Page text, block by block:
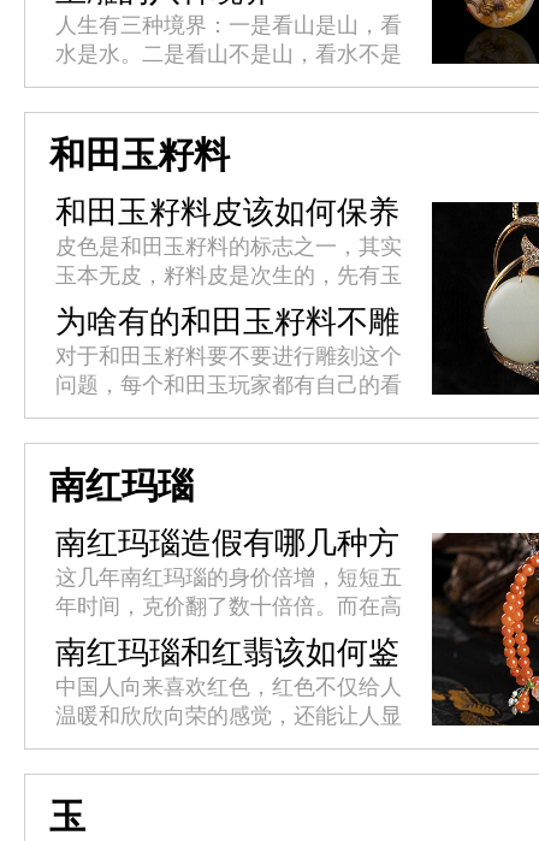
人生有三种境界：一是看山是山，看
水是水。二是看山不是山，看水不是
水。三是看山还是山，看水还是水。
玉雕作品同样也有境界之分，这八大
境界也是玉雕匠人们的终极追求。
今...
和田玉籽料
和田玉籽料皮该如何保养
皮色是和田玉籽料的标志之一，其实
玉本无皮，籽料皮是次生的，先有玉
后有籽料皮，无玉则无籽料皮。籽料
皮是指玉里外表象的连接和表明之
处。有皮色的和田玉籽料经过巧雕往
往...
为啥有的和田玉籽料不雕
刻
对于和田玉籽料要不要进行雕刻这个
问题，每个和田玉玩家都有自己的看
法，有的喜欢没有雕刻的天然美、有
的喜欢经过玉雕师对籽料设计雕刻的
成品。在市面上经常能发现没有进
行...
南红玛瑙
南红玛瑙造假有哪几种方
法?
这几年南红玛瑙的身价倍增，短短五
年时间，克价翻了数十倍倍。而在高
额利益的诱惑下，不良商人使出浑身
解数用各种方法造假，以此来牟取暴
利。这就造成了南红市场假货层出
不...
南红玛瑙和红翡该如何鉴
别?
中国人向来喜欢红色，红色不仅给人
温暖和欣欣向荣的感觉，还能让人显
得高贵优雅。红色的玉石在我国也是
格外受欢迎，比如佛家七宝中的南红
玛瑙，如今它已经与和田玉、翡翠
渐...
玉